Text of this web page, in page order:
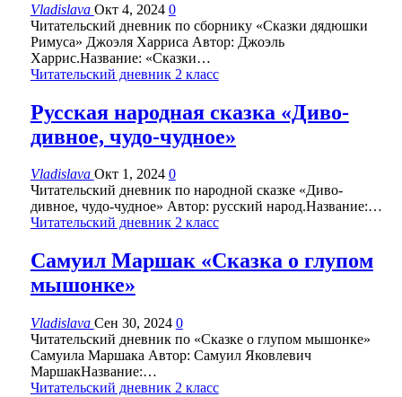
Vladislava Окт 4, 2024 0
Читательский дневник по сборнику «Сказки дядюшки
Римуса» Джоэля Харриса Автор: Джоэль
Харрис.Название: «Сказки…
Читательский дневник 2 класс
Русская народная сказка «Диво-
дивное, чудо-чудное»
Vladislava Окт 1, 2024 0
Читательский дневник по народной сказке «Диво-
дивное, чудо-чудное» Автор: русский народ.Название:…
Читательский дневник 2 класс
Самуил Маршак «Сказка о глупом
мышонке»
Vladislava Сен 30, 2024 0
Читательский дневник по «Сказке о глупом мышонке»
Самуила Маршака Автор: Самуил Яковлевич
МаршакНазвание:…
Читательский дневник 2 класс